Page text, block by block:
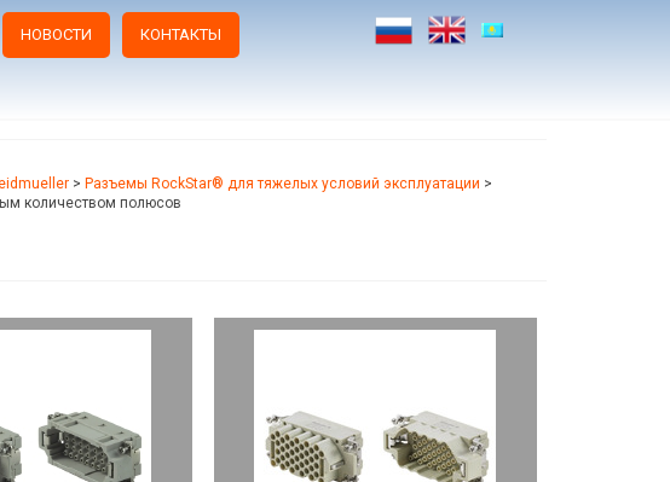
НОВОСТИ КОНТАКТЫ
> Разъемы RockStar® для тяжелых условий эксплуатации >
количеством полюсов